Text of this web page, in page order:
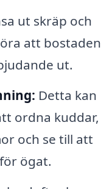
ut skräp och
att bostaden
ut.
Detta kan
ordna kuddar,
och se till att
ögat.